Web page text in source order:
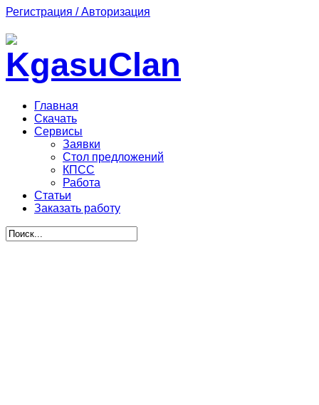
Регистрация / Авторизация
Главная
Скачать
Сервисы
Заявки
Стол предложений
КПСС
Работа
Статьи
Заказать работу